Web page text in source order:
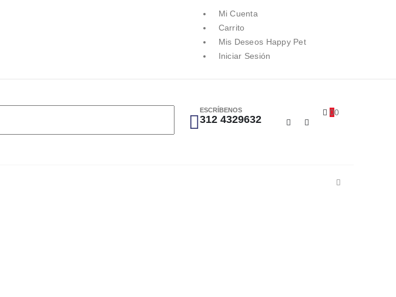
Mi Cuenta
Carrito
Mis Deseos Happy Pet
Iniciar Sesión
ESCRÍBENOS
312 4329632
00